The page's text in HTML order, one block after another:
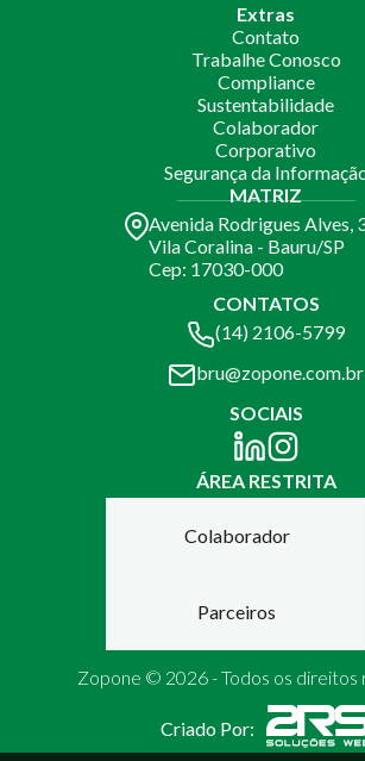
Extras
Contato
Trabalhe Conosco
Compliance
Sustentabilidade
Colaborador
Corporativo
Segurança da
MATRIZ
Avenida Rodrigues Alves,
Vila Coralina - Bauru/SP
Cep: 17030-000
CONTATOS
(14) 2106-5799
bru@zopone.com.br
SOCIAIS
ÁREA RESTRITA
Colaborador
Parceiros
Zopone © 2026 - Todos os direitos
Criado Por: